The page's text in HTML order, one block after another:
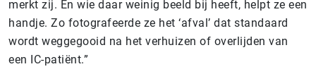
merkt zij. En wie daar weinig beeld bij heeft, helpt ze een
handje. Zo fotografeerde ze het ‘afval’ dat standaard
wordt weggegooid na het verhuizen of overlijden van
een IC-patiënt.”